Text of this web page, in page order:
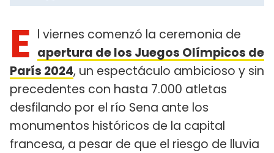
E l viernes comenzó la ceremonia de
apertura de los Juegos Olímpicos de
París 2024, un espectáculo ambicioso y sin
precedentes con hasta 7.000 atletas
desfilando por el río Sena ante los
monumentos históricos de la capital
francesa, a pesar de que el riesgo de lluvia